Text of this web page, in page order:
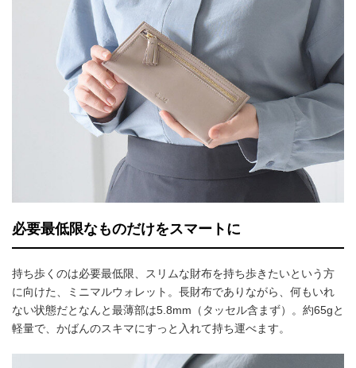
必要最低限なものだけをスマートに
持ち歩くのは必要最低限、スリムな財布を持ち歩きたいという方
に向けた、ミニマルウォレット。長財布でありながら、何もいれ
ない状態だとなんと最薄部は5.8mm（タッセル含まず）。約65gと
軽量で、かばんのスキマにすっと入れて持ち運べます。